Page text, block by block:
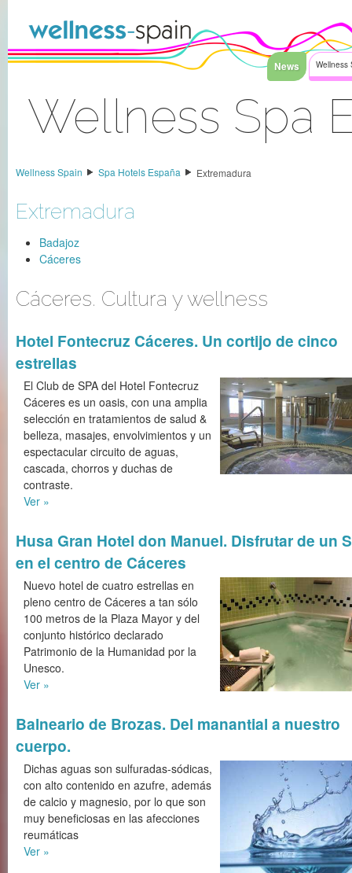
News Wellness
Wellness Spa
Wellness Spain
Spa Hotels España Extremadura
Extremadura
Badajoz
Cáceres
Cáceres. Cultura y wellness
Hotel Fontecruz Cáceres. Un cortijo de cinco
estrellas
El Club de SPA del Hotel Fontecruz
Cáceres es un oasis, con una amplia
selección en tratamientos de salud &
belleza, masajes, envolvimientos y un
espectacular circuito de aguas,
cascada, chorros y duchas de
contraste.
Ver »
Husa Gran Hotel don Manuel. Disfrutar de un
en el centro de Cáceres
Nuevo hotel de cuatro estrellas en
pleno centro de Cáceres a tan sólo
100 metros de la Plaza Mayor y del
conjunto histórico declarado
Patrimonio de la Humanidad por la
Unesco.
Ver »
Balneario de Brozas. Del manantial a nuestro
cuerpo.
Dichas aguas son sulfuradas-sódicas,
con alto contenido en azufre, además
de calcio y magnesio, por lo que son
muy beneficiosas en las afecciones
reumáticas
Ver »